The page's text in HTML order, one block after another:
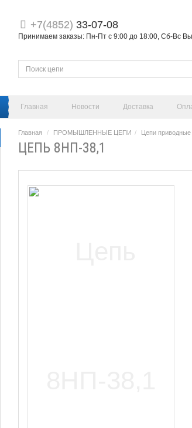
+7(4852) 33-07-08
Принимаем заказы: Пн-Пт с 9:00 до 18:00, Сб-Вс
Главная Новости Доставка
Главная ПРОМЫШЛЕННЫЕ ЦЕПИ Цепи
ЦЕПЬ 8НП-38,1